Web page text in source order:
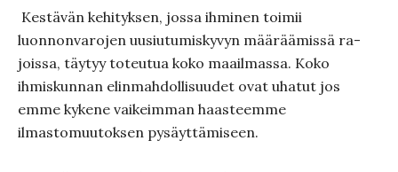
Kestävän kehityksen, jossa ihminen toimii
luonnonvarojen uusiu­tumiskyvyn määräämissä ra­
joissa, täytyy toteutua koko maailmassa. Koko
ihmiskunnan elinmahdollisuudet ovat uhatut jos
emme kykene vaikeimman haasteemme
ilmastomuutoksen pysäyttä­mi­seen.